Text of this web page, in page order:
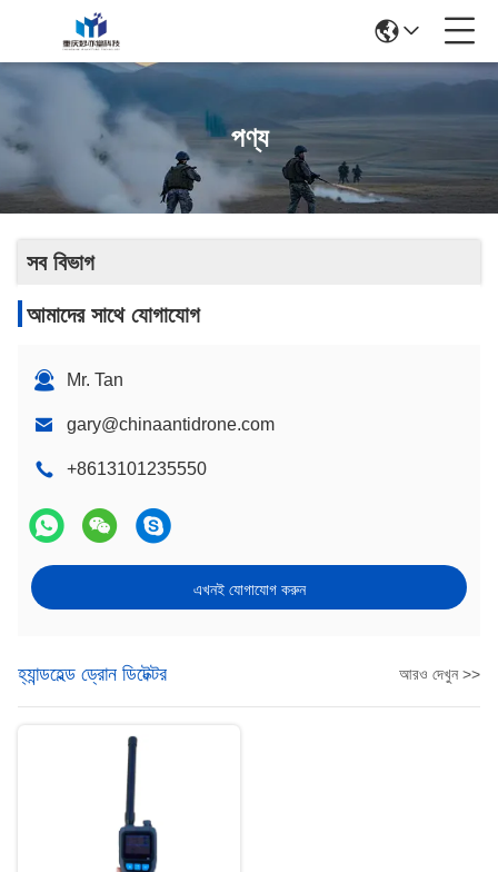
পণ্য
সব বিভাগ
আমাদের সাথে যোগাযোগ
Mr. Tan
gary@chinaantidrone.com
+8613101235550
এখনই যোগাযোগ করুন
হ্যান্ডহেল্ড ড্রোন ডিটেক্টর আরও দেখুন >>